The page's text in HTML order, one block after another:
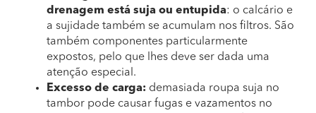
drenagem está suja ou entupida: o calcário e
a sujidade também se acumulam nos filtros. São
também componentes particularmente
expostos, pelo que lhes deve ser dada uma
atenção especial.
Excesso de carga: demasiada roupa suja no
tambor pode causar fugas e vazamentos no